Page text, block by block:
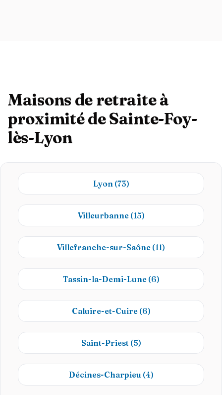
Maisons de retraite à
proximité de Sainte-Foy-
lès-Lyon
Lyon (73)
Villeurbanne (15)
Villefranche-sur-Saône (11)
Tassin-la-Demi-Lune (6)
Caluire-et-Cuire (6)
Saint-Priest (5)
Décines-Charpieu (4)